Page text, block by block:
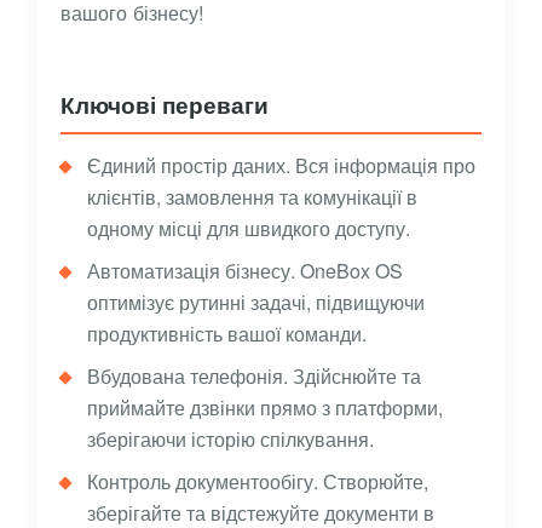
вашого бізнесу!
Ключові переваги
Єдиний простір даних. Вся інформація про
клієнтів, замовлення та комунікації в
одному місці для швидкого доступу.
Автоматизація бізнесу. OneBox OS
оптимізує рутинні задачі, підвищуючи
продуктивність вашої команди.
Вбудована телефонія. Здійснюйте та
приймайте дзвінки прямо з платформи,
зберігаючи історію спілкування.
Контроль документообігу. Створюйте,
зберігайте та відстежуйте документи в